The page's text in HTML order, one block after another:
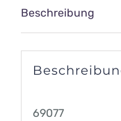
Beschreibung
69077